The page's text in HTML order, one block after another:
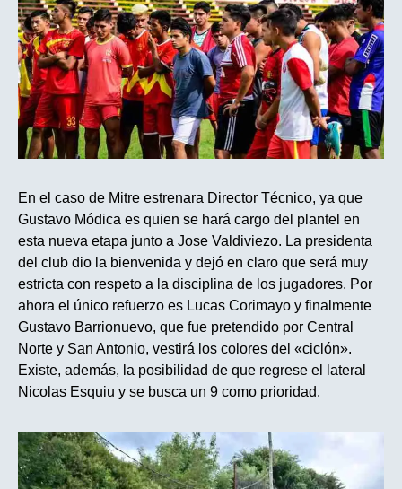
En el caso de Mitre estrenara Director Técnico, ya que
Gustavo Módica es quien se hará cargo del plantel en
esta nueva etapa junto a Jose Valdiviezo. La presidenta
del club dio la bienvenida y dejó en claro que será muy
estricta con respeto a la disciplina de los jugadores. Por
ahora el único refuerzo es Lucas Corimayo y finalmente
Gustavo Barrionuevo, que fue pretendido por Central
Norte y San Antonio, vestirá los colores del «ciclón».
Existe, además, la posibilidad de que regrese el lateral
Nicolas Esquiu y se busca un 9 como prioridad.